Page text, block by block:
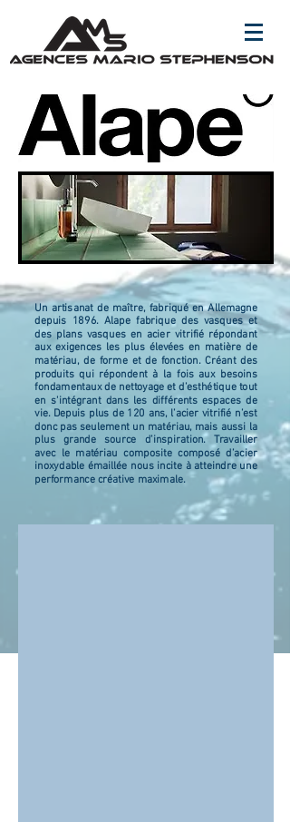
Un artisanat de maître, fabriqué en Allemagne
depuis 1896. Alape fabrique des vasques et
des plans vasques en acier vitrifié répondant
aux exigences les plus élevées en matière de
matériau, de forme et de fonction. Créant des
produits qui répondent à la fois aux besoins
fondamentaux de nettoyage et d’esthétique tout
en s'intégrant dans les différents espaces de
vie. Depuis plus de 120 ans, l’acier vitrifié n’est
donc pas seulement un matériau, mais aussi la
plus grande source d’inspiration. Travailler
avec le matériau composite composé d’acier
inoxydable émaillée nous incite à atteindre une
performance créative maximale.